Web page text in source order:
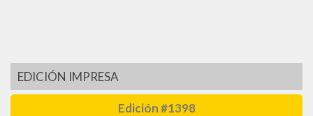
EDICIÓN IMPRESA
Edición #1398